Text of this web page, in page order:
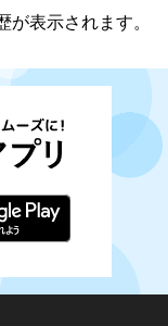
表示されます。